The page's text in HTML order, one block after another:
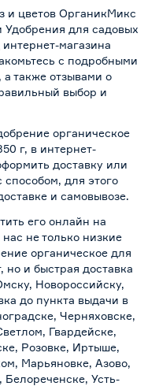
и цветов ОрганикМикс
Удобрения для садовых
магазина
с подробными
также отзывами о
выбор и
органическое
г, в интернет-
доставку или
для этого
и самовывозе.
его онлайн на
не только низкие
органическое для
но и быстрая доставка
Новороссийску,
до пункта выдачи в
Черняховске,
Гвардейске,
Розовке, Иртыше,
Марьяновке, Азово,
Усть-